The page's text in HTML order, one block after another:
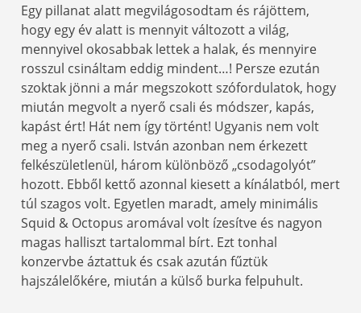
Egy pillanat alatt megvilágosodtam és rájöttem,
hogy egy év alatt is mennyit változott a világ,
mennyivel okosabbak lettek a halak, és mennyire
rosszul csináltam eddig mindent…! Persze ezután
szoktak jönni a már megszokott szófordulatok, hogy
miután megvolt a nyerő csali és módszer, kapás,
kapást ért! Hát nem így történt! Ugyanis nem volt
meg a nyerő csali. István azonban nem érkezett
felkészületlenül, három különböző „csodagolyót”
hozott. Ebből kettő azonnal kiesett a kínálatból, mert
túl szagos volt. Egyetlen maradt, amely minimális
Squid & Octopus aromával volt ízesítve és nagyon
magas halliszt tartalommal bírt. Ezt tonhal
konzervbe áztattuk és csak azután fűztük
hajszálelőkére, miután a külső burka felpuhult.